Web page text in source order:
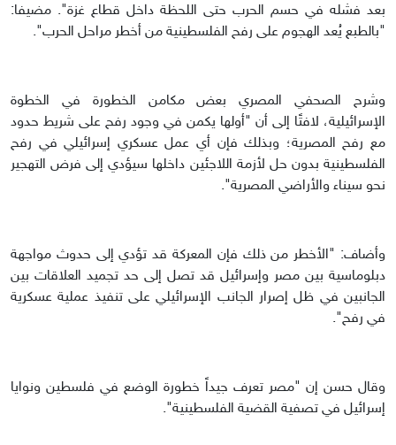
بعد فشله في حسم الحرب حتى اللحظة داخل قطاع غزة". مضيفا:
"بالطبع يُعد الهجوم على رفح الفلسطينية من أخطر مراحل الحرب".
وشرح الصحفي المصري بعض مكامن الخطورة في الخطوة
الإسرائيلية، لافتًا إلى أن "أولها يكمن في وجود رفح على شريط حدود
مع رفح المصرية؛ وبذلك فإن أي عمل عسكري إسرائيلي في رفح
الفلسطينية بدون حل لأزمة اللاجئين داخلها سيؤدي إلى فرض التهجير
نحو سيناء والأراضي المصرية".
وأضاف: "الأخطر من ذلك فإن المعركة قد تؤدي إلى حدوث مواجهة
دبلوماسية بين مصر وإسرائيل قد تصل إلى حد تجميد العلاقات بين
الجانبين في ظل إصرار الجانب الإسرائيلي على تنفيذ عملية عسكرية
في رفح".
وقال حسن إن "مصر تعرف جيداً خطورة الوضع في فلسطين ونوايا
إسرائيل في تصفية القضية الفلسطينية".